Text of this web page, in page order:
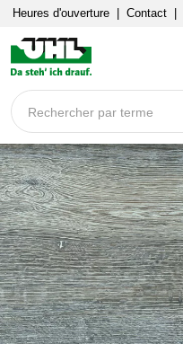
Heures d'ouverture Contact
Rechercher par terme